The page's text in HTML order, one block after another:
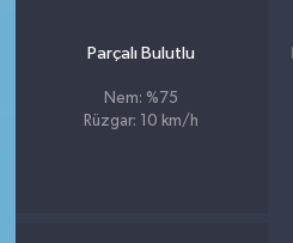
Parçalı Bulutlu
Nem: %75
Rüzgar: 10 km/h